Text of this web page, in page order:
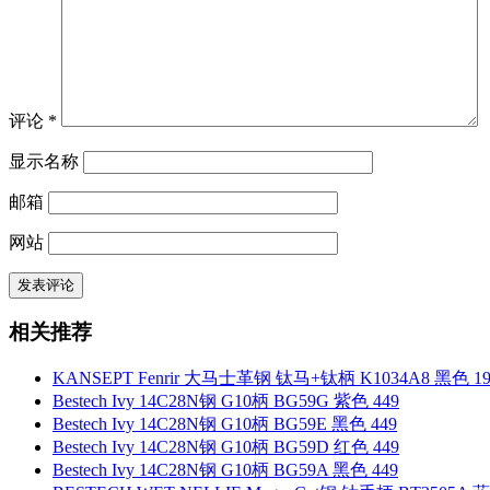
评论 *
显示名称
邮箱
网站
相关推荐
KANSEPT Fenrir 大马士革钢 钛马+钛柄 K1034A8 黑色
Bestech Ivy 14C28N钢 G10柄 BG59G 紫色 449
Bestech Ivy 14C28N钢 G10柄 BG59E 黑色 449
Bestech Ivy 14C28N钢 G10柄 BG59D 红色 449
Bestech Ivy 14C28N钢 G10柄 BG59A 黑色 449